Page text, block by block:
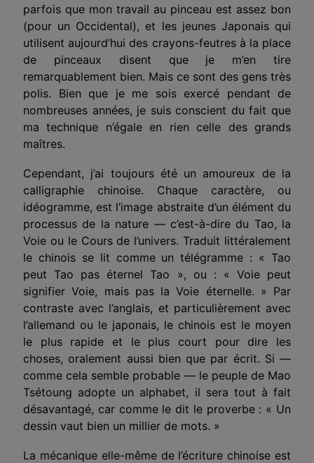
parfois que mon travail au pinceau est assez bon
(pour un Occidental), et les jeunes Japonais qui
utilisent aujourd’hui des crayons-feutres à la place
de pinceaux disent que je m’en tire
remarquablement bien. Mais ce sont des gens très
polis. Bien que je me sois exercé pendant de
nombreuses années, je suis conscient du fait que
ma technique n’égale en rien celle des grands
maîtres.
Cependant, j’ai toujours été un amoureux de la
calligraphie chinoise. Chaque caractère, ou
idéogramme, est l’image abstraite d’un élément du
processus de la nature — c’est-à-dire du Tao, la
Voie ou le Cours de l’univers. Traduit littéralement
le chinois se lit comme un télégramme : « Tao
peut Tao pas éternel Tao », ou : « Voie peut
signifier Voie, mais pas la Voie éternelle. » Par
contraste avec l’anglais, et particulièrement avec
l’allemand ou le japonais, le chinois est le moyen
le plus rapide et le plus court pour dire les
choses, oralement aussi bien que par écrit. Si —
comme cela semble probable — le peuple de Mao
Tsétoung adopte un alphabet, il sera tout à fait
désavantagé, car comme le dit le proverbe : « Un
dessin vaut bien un millier de mots. »
La mécanique elle-même de l’écriture chinoise est